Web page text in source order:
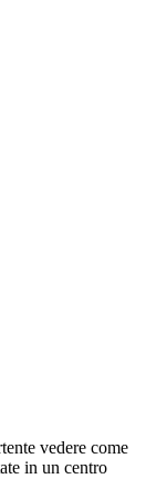
vedere come
in un centro